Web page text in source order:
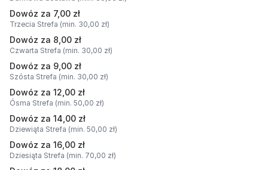
Dowóz za 7,00 zł
Trzecia Strefa (min. 30,00 zł)
Dowóz za 8,00 zł
Czwarta Strefa (min. 30,00 zł)
Dowóz za 9,00 zł
Szósta Strefa (min. 30,00 zł)
Dowóz za 12,00 zł
Ósma Strefa (min. 50,00 zł)
Dowóz za 14,00 zł
Dziewiąta Strefa (min. 50,00 zł)
Dowóz za 16,00 zł
Dziesiąta Strefa (min. 70,00 zł)